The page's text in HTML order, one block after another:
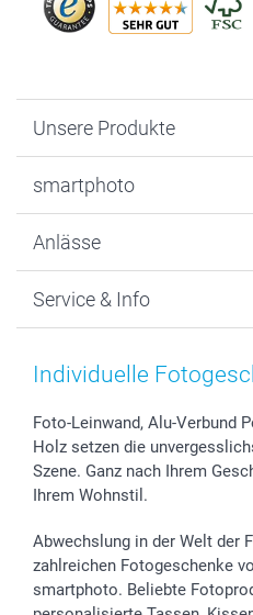
Unsere Produkte
Fotogeschenke
MyNameBook
Fotoabzüge, Fotos als Buch &
Zubehör & Material
Foto-Kalender & Agenden
Sticker & Etiketten
Geschenk-Gutscheine (PDF)
smartphoto
Warum smartphoto
Datenschutz
AGB
Presse
Partnerprogramme
Investor Relations
B2B smartbusiness
Widerrufsrecht
Anlässe
Neujahr
Muttertag
Kommunion & Konfirmation
Hochzeit
Geburtstag
Geburt
Zu allen Anlässen
Service & Info
Anmelden /Registrieren
Preise und Versandkosten
Lieferfristen
72h Lieferung
Zahlungsmöglichkeiten
Sitemap
Status der Bestellung
smartfriends
smartgarantie
Individuelle
Foto-Leinwand, Alu-Verbund
Holz setzen die
Szene. Ganz nach Ihrem
Ihrem Wohnstil.
Abwechslung in der Welt der
zahlreichen Fotogeschenke
smartphoto. Beliebte